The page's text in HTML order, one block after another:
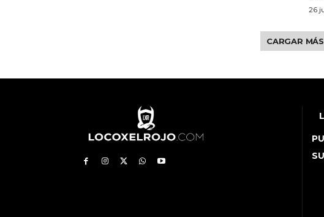
26
CARGAR MÁS